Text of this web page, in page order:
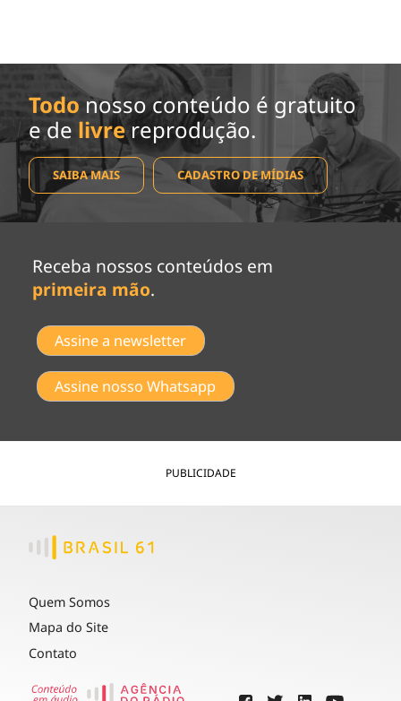
Todo nosso conteúdo é gratuito
e de livrereprodução.
SAIBA MAIS CADASTRO DE MÍDIAS
Receba nossos conteúdos em
primeira mão.
Assine a newsletter
Assine nosso Whatsapp
PUBLICIDADE
Quem Somos
Mapa do Site
Contato